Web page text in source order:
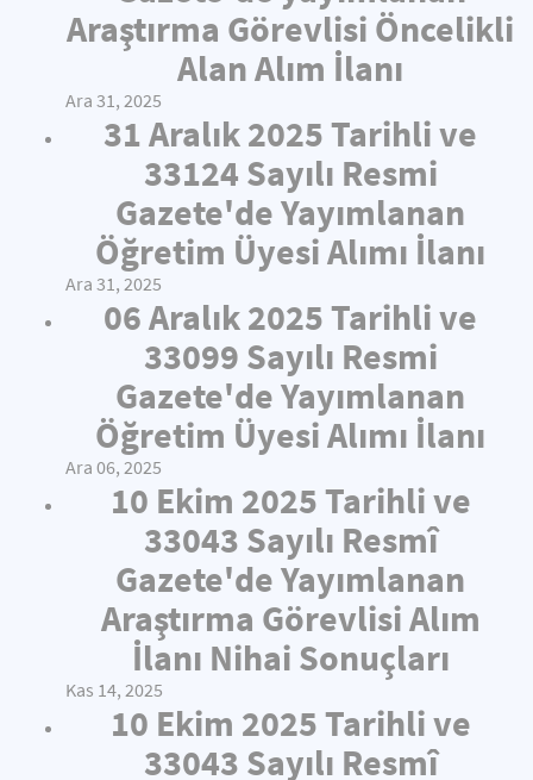
Araştırma Görevlisi Öncelikli
Alan Alım İlanı
Ara 31, 2025
31 Aralık 2025 Tarihli ve
33124 Sayılı Resmi
Gazete'de Yayımlanan
Öğretim Üyesi Alımı İlanı
Ara 31, 2025
06 Aralık 2025 Tarihli ve
33099 Sayılı Resmi
Gazete'de Yayımlanan
Öğretim Üyesi Alımı İlanı
Ara 06, 2025
10 Ekim 2025 Tarihli ve
33043 Sayılı Resmî
Gazete'de Yayımlanan
Araştırma Görevlisi Alım
İlanı Nihai Sonuçları
Kas 14, 2025
10 Ekim 2025 Tarihli ve
33043 Sayılı Resmî